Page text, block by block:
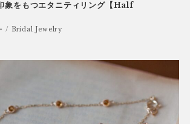
象をもつエタニティリング【Half
ー / Bridal Jewelry